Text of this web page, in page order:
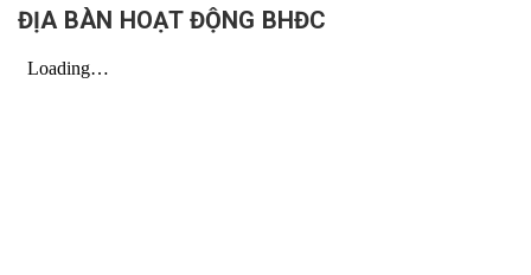
ĐỊA BÀN HOẠT ĐỘNG BHĐC